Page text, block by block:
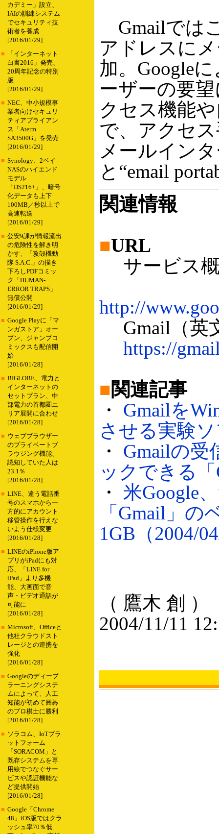
カデミー」設立、
IAIの訓練システム
でセキュリティ技
術者を養成
[2016/01/29]
■
「インターネット
白書2016」発売、
20周年記念の特別
版
[2016/01/29]
■ NEC、中小規模事
業者向けセキュリ
ティアプライアン
ス「Aterm
SA3500G」を発売
[2016/01/29]
■ Synology、2ベイ
NASのハイエンド
モデル
「DS216+」、暗号
化データも上下
100MB／秒以上で
高速転送
[2016/01/29]
■ 公安9課が情報流出
の危険性を解き明
かす、「攻殻機動
隊 S.A.C.」の描き
下ろしPDFコミッ
ク「HUMAN-
ERROR TRAPS」
無償公開
[2016/01/29]
■ Google Playに「マ
ンガストア」オー
プン、ジャンプコ
ミックスも配信開
始
[2016/01/28]
■ BIGLOBE、電力と
インターネットの
セットプラン、中
部電力の首都圏エ
リア展開に合わせ
[2016/01/28]
■ ウェブブラウザー
のプライベートブ
ラウジング機能、
認知していた人は
23.1％
[2016/01/28]
■ LINE、違う電話番
号のスマホから一
方的にアカウント
移管操作を行えな
いよう仕様変更
[2016/01/28]
■ LINEのiPhone版ア
プリがiPadにも対
応、「LINE for
iPad」より多機
能、大画面で音
声・ビデオ通話が
可能に
[2016/01/28]
■ Microsoft、Officeと
他社クラウドスト
レージとの連携を
強化
[2016/01/28]
■ Googleのディープ
ラーニングシステ
ムによって、人工
知能が初めて囲碁
のプロ棋士に勝利
[2016/01/28]
■ ソラコム、IoTプラ
ットフォーム
「SORACOM」と
既存システムを専
用線でつなぐサー
ビスや認証機能な
ど提供開始
[2016/01/28]
■ Google「Chrome
48」iOS版ではクラ
ッシュ率70％低
Gmailでは
アドレスに
加。Google
ーザーの要
クセス機能
で、アクセ
メールイン
と“email
関連情報
■URL
サービス概
http://
Gmail（英
https://
■関連記事
・ Gmailを
させる実験
・ Gmailの受
ックできる
・ 米Google
「Gmail」の
1GB（2004/
（ 鷹木 創 ）
2004/11/11